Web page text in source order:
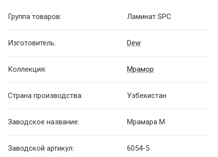
Группа товаров: Ламинат SPC
Изготовитель: Dew
Коллекция: Мрамор
Страна производства: Узбекистан
Заводское название: Мрамара М
Заводской артикул: 6054-5